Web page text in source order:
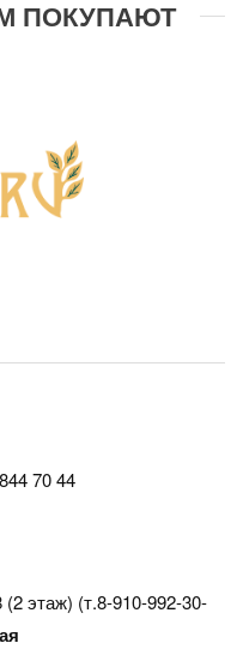
ПОКУПАЮТ
70 44
этаж) (т.8-910-992-30-